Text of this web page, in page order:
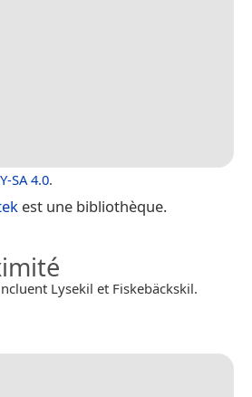
SA 4.0.
est une bibliothèque.
Lysekil et Fiskebäckskil.